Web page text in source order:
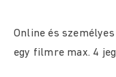
Online és
egy filmre max. 4